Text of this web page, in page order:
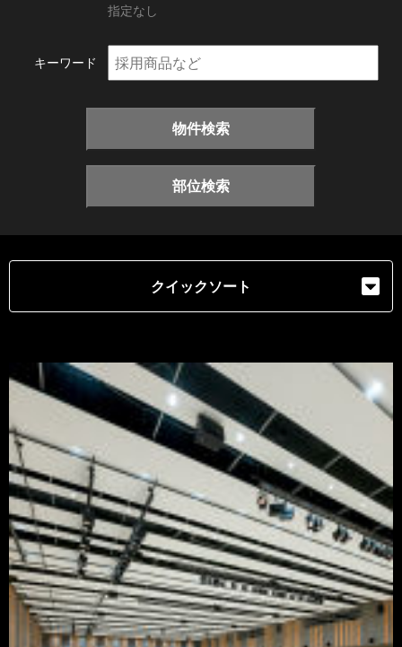
指定なし
キーワード
物件検索
部位検索
クイックソート